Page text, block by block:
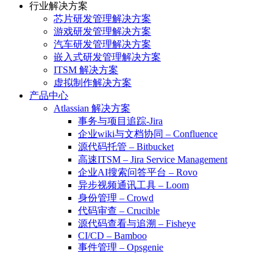
行业解决方案
芯片研发管理解决方案
游戏研发管理解决方案
汽车研发管理解决方案
嵌入式研发管理解决方案
ITSM 解决方案
虚拟制作解决方案
产品中心
Atlassian 解决方案
事务与项目追踪-Jira
企业wiki与文档协同 – Confluence
源代码托管 – Bitbucket
高速ITSM – Jira Service Management
企业AI搜索问答平台 – Rovo
异步视频通讯工具 – Loom
身份管理 – Crowd
代码审查 – Crucible
源代码查看与追溯 – Fisheye
CI/CD – Bamboo
事件管理 – Opsgenie